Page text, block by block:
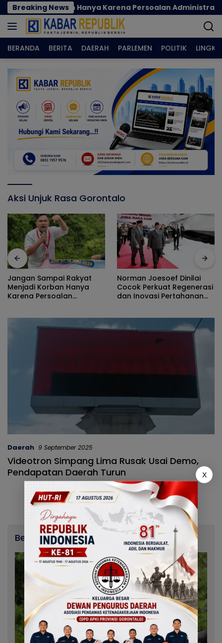
Langsung
ke
konten
Breaking News
Korban Hanya Karena Persoalan Administratif
BERANDA BERITA DAERAH PARLEMEN POLITIK
Aksi Unjuk Rasa Gorontalo
Jangan Sampai Rakyat
Menjadi Korban Hanya
Karena Persoalan
Norman Joesoef Dinilai
Cocok Perkuat Regenerasi
dan Inovasi Pertahanan
Daerah 9 September 2025
Videotron Simpang Lima Rusak Usai Demo,
Pendapatan Daerah Turun
Berita Terbaru
X